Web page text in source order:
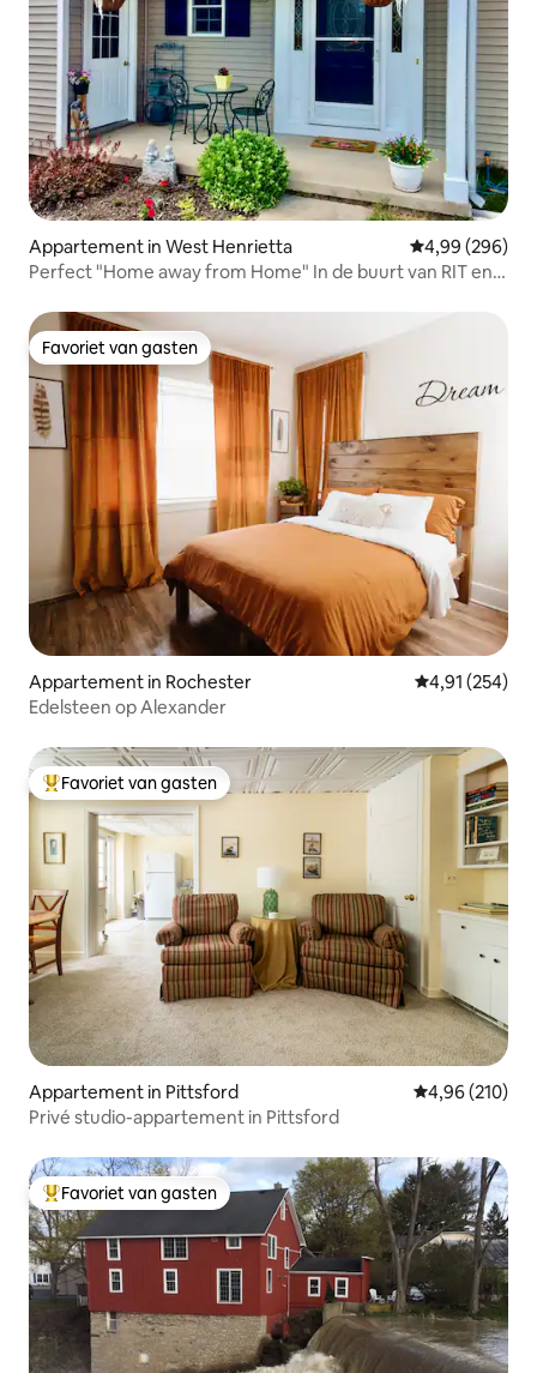
Appartement in West Henrietta Gemiddelde
4,99 (296)
Perfect "Home away from Home" In de buurt van RIT en
Favoriet van gasten
Favoriet van gasten
Appartement in Rochester Gemiddelde
4,91 (254)
Edelsteen op Alexander
Topfavoriet van gasten
Favoriet van gasten
Appartement in Pittsford Gemiddelde
4,96 (210)
Privé studio-appartement in Pittsford
Topfavoriet van gasten
Favoriet van gasten